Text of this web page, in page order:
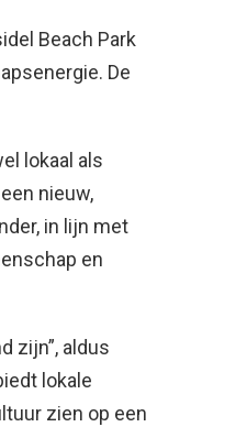
Beach Park
De
lokaal als
nieuw,
in lijn met
en
zijn”, aldus
lokale
zien op een